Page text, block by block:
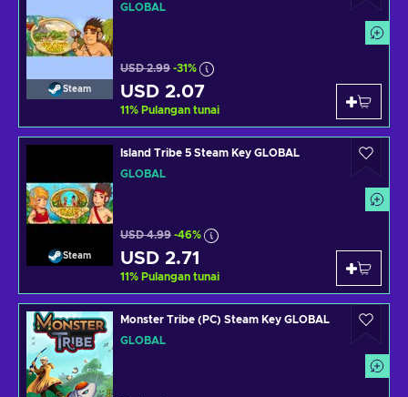
Steam
GLOBAL
USD 2.99 -31%
USD 2.07
11% Pulangan tunai
Steam
Island Tribe 5 Steam Key GLOBAL
GLOBAL
USD 4.99 -46%
USD 2.71
11% Pulangan tunai
Monster Tribe (PC) Steam Key GLOBAL
GLOBAL